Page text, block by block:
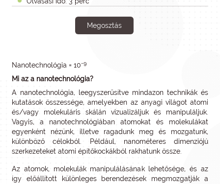
Megosztás
Nanotechnológia = 10-9
Mi az a nanotechnológia?
A nanotechnológia, leegyszerűsítve mindazon technikák és
kutatások összessége, amelyekben az anyagi világot atomi
és/vagy molekuláris skálán vizualizáljuk és manipuláljuk.
Vagyis, a nanotechnológiában atomokat és molekulákat
egyenként nézünk, illetve ragadunk meg és mozgatunk,
különböző célokból. Például, nanométeres dimenziójú
szerkezeteket atomi építőkockákból rakhatunk össze.
Az atomok, molekulák manipulálásának lehetősége, és az
így előállított különleges berendezések megmozgatják a